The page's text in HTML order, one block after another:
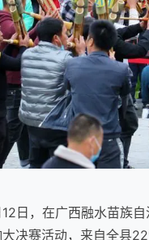
日，在广西融水苗族
决赛活动，来自全县